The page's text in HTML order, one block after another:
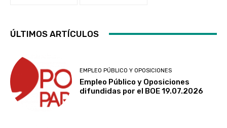
ÚLTIMOS ARTÍCULOS
EMPLEO PÚBLICO Y OPOSICIONES
Empleo Público y Oposiciones
difundidas por el BOE 19.07.2026